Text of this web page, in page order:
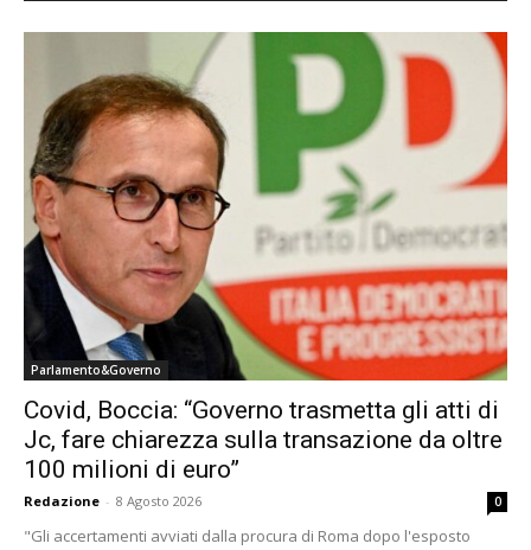
Parlamento&Governo
Covid, Boccia: “Governo trasmetta gli atti di
Jc, fare chiarezza sulla transazione da oltre
100 milioni di euro”
Redazione - 8 Agosto 2026 0
"Gli accertamenti avviati dalla procura di Roma dopo l'esposto